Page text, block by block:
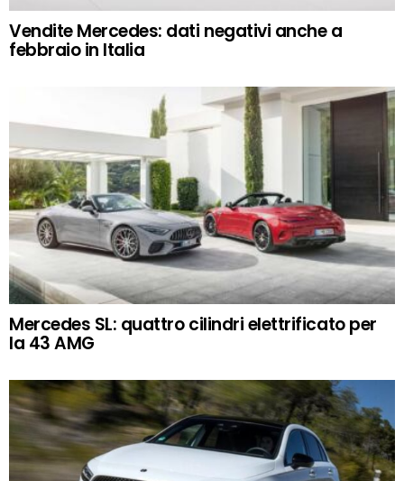
Vendite Mercedes: dati negativi anche a
febbraio in Italia
Mercedes SL: quattro cilindri elettrificato per
la 43 AMG